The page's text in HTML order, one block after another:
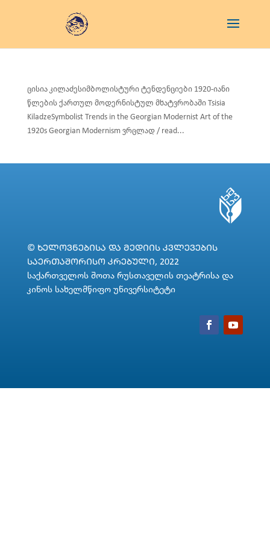
ცისია კილაძესიმბოლისტური ტენდენციები 1920-იანი
წლების ქართულ მოდერნისტულ მხატვრობაში Tsisia
KiladzeSymbolist Trends in the Georgian Modernist Art of the
1920s Georgian Modernism ვრცლად / read...
© ᲮᲔᲚᲝᲕᲜᲔᲑᲘᲡᲐ ᲓᲐ ᲛᲔᲓᲘᲘᲡ ᲙᲕᲚᲔᲕᲔᲑᲘᲡ
ᲡᲐᲔᲠᲗᲐᲨᲝᲠᲘᲡᲝ ᲙᲠᲔᲑᲣᲚᲘ, 2022
საქართველოს შოთა რუსთაველის თეატრისა და
კინოს სახელმწიფო უნივერსიტეტი